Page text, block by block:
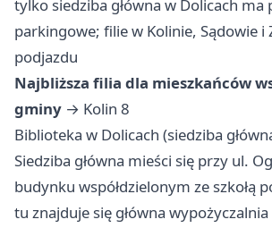
tylko siedziba główna w Dolicach ma
parkingowe; filie w Kolinie, Sądowie i
podjazdu
Najbliższa filia dla mieszkańców
gminy → Kolin 8
Biblioteka w Dolicach (siedziba
Siedziba główna mieści się przy ul.
budynku współdzielonym ze szkołą
tu znajduje się główna